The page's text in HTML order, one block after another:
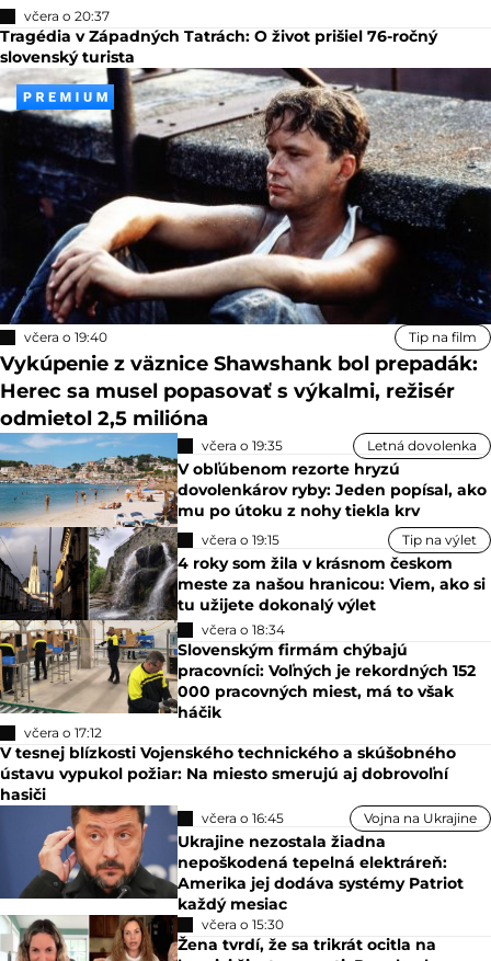
včera o 20:37
Tragédia v Západných Tatrách: O život prišiel 76-ročný
slovenský turista
včera o 19:40 Tip na film
Vykúpenie z väznice Shawshank bol prepadák:
Herec sa musel popasovať s výkalmi, režisér
odmietol 2,5 milióna
včera o 19:35 Letná dovolenka
V obľúbenom rezorte hryzú
dovolenkárov ryby: Jeden popísal, ako
mu po útoku z nohy tiekla krv
včera o 19:15 Tip na výlet
4 roky som žila v krásnom českom
meste za našou hranicou: Viem, ako si
tu užijete dokonalý výlet
včera o 18:34
Slovenským firmám chýbajú
pracovníci: Voľných je rekordných 152
000 pracovných miest, má to však
háčik
včera o 17:12
V tesnej blízkosti Vojenského technického a skúšobného
ústavu vypukol požiar: Na miesto smerujú aj dobrovoľní
hasiči
včera o 16:45 Vojna na Ukrajine
Ukrajine nezostala žiadna
nepoškodená tepelná elektráreň:
Amerika jej dodáva systémy Patriot
každý mesiac
včera o 15:30
Žena tvrdí, že sa trikrát ocitla na